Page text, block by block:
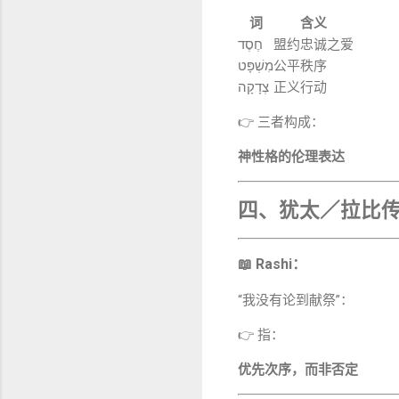
词
含义
חֶסֶד
盟约忠诚之爱
מִשְׁפָּט公平秩序
צְדָקָה 正义行动
👉 三者构成：
神性格的伦理表达
四、犹太／拉比
📖 Rashi：
“我没有论到献祭”：
👉 指：
优先次序，而非否定